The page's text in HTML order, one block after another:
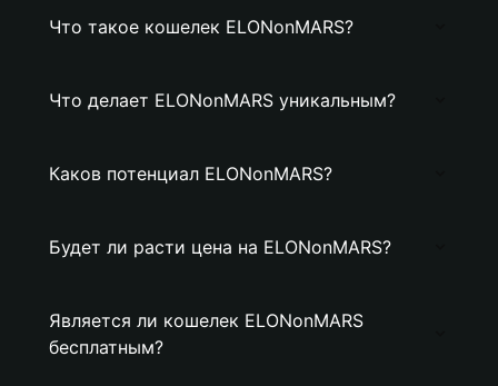
Что такое кошелек ELONonMARS?
Что делает ELONonMARS уникальным?
Каков потенциал ELONonMARS?
Будет ли расти цена на ELONonMARS?
Является ли кошелек ELONonMARS
бесплатным?